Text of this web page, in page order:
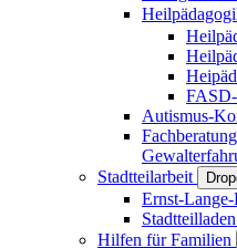
Autismus-
Stadtteilarbeit
Ernst-Lange-
Hilfen für Familien